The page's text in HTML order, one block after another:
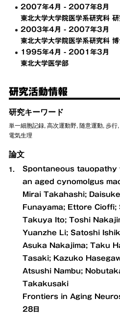
2007年4月 - 2007年8月
東北大学大学院医学系研究科
2003年4月 - 2007年3月
東北大学大学院医学系研究科 博
1995年4月 - 2001年3月
東北大学医学部
研究活動情報
研究キーワード
単一細胞記録, 高次運動野, 随意運動, 歩
電気生理
論文
Spontaneous tauopathy
an aged cynomolgus
Mirai Takahashi;
Funayama; Ettore Cioffi;
Takuya Ito; Toshi
Yuanzhe Li; Satoshi
Asuka Nakajima; Taku
Tasaki; Kazuko
Atsushi Nambu;
Takakusaki
Frontiers in Aging
28日